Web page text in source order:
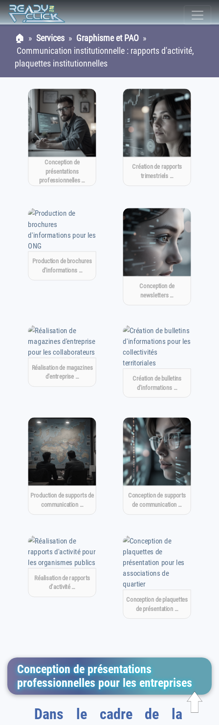
🏠 » Services » Graphisme et PAO »
Communication institutionnelle : rapports d'activité,
plaquettes institutionnelles
Conception de
présentations
professionnelles …
Création de rapports
trimestriels …
Production de brochures
d'informations …
Conception de
newsletters …
Réalisation de magazines
d'entreprise …
Création de bulletins
d'informations …
Production de supports de
communication …
Conception de supports
de communication …
Réalisation de rapports
d'activité …
Conception de plaquettes
de présentation …
Conception de présentations
professionnelles pour les entreprises
Dans le cadre de la